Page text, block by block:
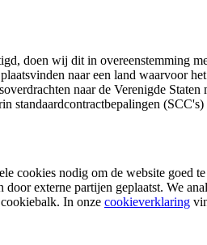
doen wij dit in overeenstemming
naar een land waarvoor
naar de Verenigde
standaardcontractbepalingen
nodig om de website goed
externe partijen geplaatst. We
In onze cookieverklaring